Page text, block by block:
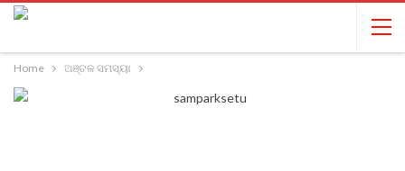
Home ଅଞ୍ଚଳ ସମସ୍ୟା